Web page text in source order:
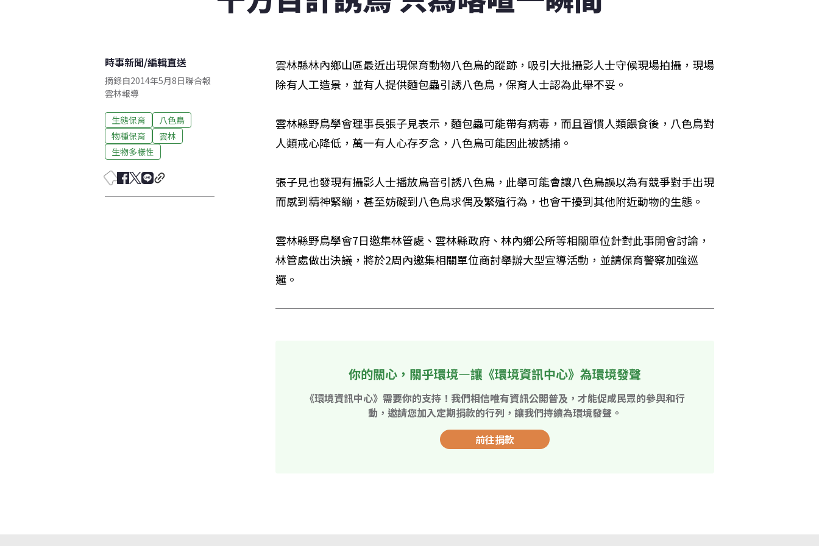
時事新聞/編輯直送
摘錄自2014年5月8日聯合報
雲林報導
生態保育
八色鳥
物種保育
雲林
生物多樣性
雲林縣林內鄉山區最近出現保育動物八色鳥的蹤跡，吸引大批攝影人士守候現場拍攝，現場
除有人工造景，並有人提供麵包蟲引誘八色鳥，保育人士認為此舉不妥。
雲林縣野鳥學會理事長張子見表示，麵包蟲可能帶有病毒，而且習慣人類餵食後，八色鳥對
人類戒心降低，萬一有人心存歹念，八色鳥可能因此被誘捕。
張子見也發現有攝影人士播放鳥音引誘八色鳥，此舉可能會讓八色鳥誤以為有競爭對手出現
而感到精神緊繃，甚至妨礙到八色鳥求偶及繁殖行為，也會干擾到其他附近動物的生態。
雲林縣野鳥學會7日邀集林管處、雲林縣政府、林內鄉公所等相關單位針對此事開會討論，
林管處做出決議，將於2周內邀集相關單位商討舉辦大型宣導活動，並請保育警察加強巡
邏。
你的關心，關乎環境—讓《環境資訊中心》為環境發聲
《環境資訊中心》需要你的支持！我們相信唯有資訊公開普及，才能促成民眾的參與和行
動，邀請您加入定期捐款的行列，讓我們持續為環境發聲。
前往捐款